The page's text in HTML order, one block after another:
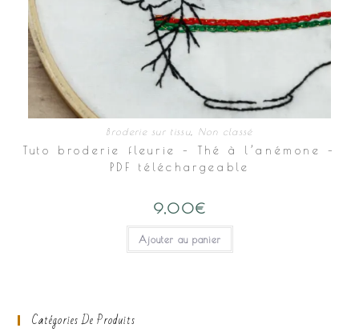
Broderie sur tissu, Non classé
Tuto broderie fleurie – Thé à l’anémone –
PDF téléchargeable
9,00€
Ajouter au panier
Catégories De Produits